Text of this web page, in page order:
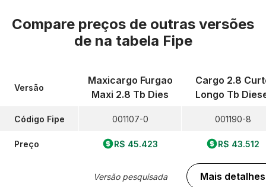
Compare preços de outras versões
de na tabela Fipe
Versão
Código Fipe
Preço
Maxicargo Furgao
Maxi 2.8 Tb Dies
001107-0
R$ 45.423
Versão pesquisada
Cargo 2.8
Longo Tb
001190-8
R$ 43.512
Mais detalhes